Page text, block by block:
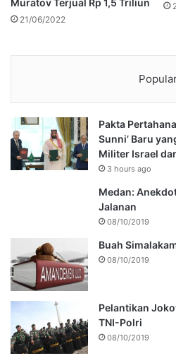
21/06/2022
Pakta
Sunni’ Baru
Militer Israel
3 hours ago
Medan:
Jalanan
08/10/2019
Buah
08/10/2019
Pelantikan
TNI-Polri
08/10/2019